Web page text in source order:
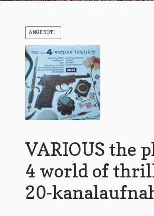
Mein Konto
ANGEBOT!
VARIOUS the
4 world of
20-